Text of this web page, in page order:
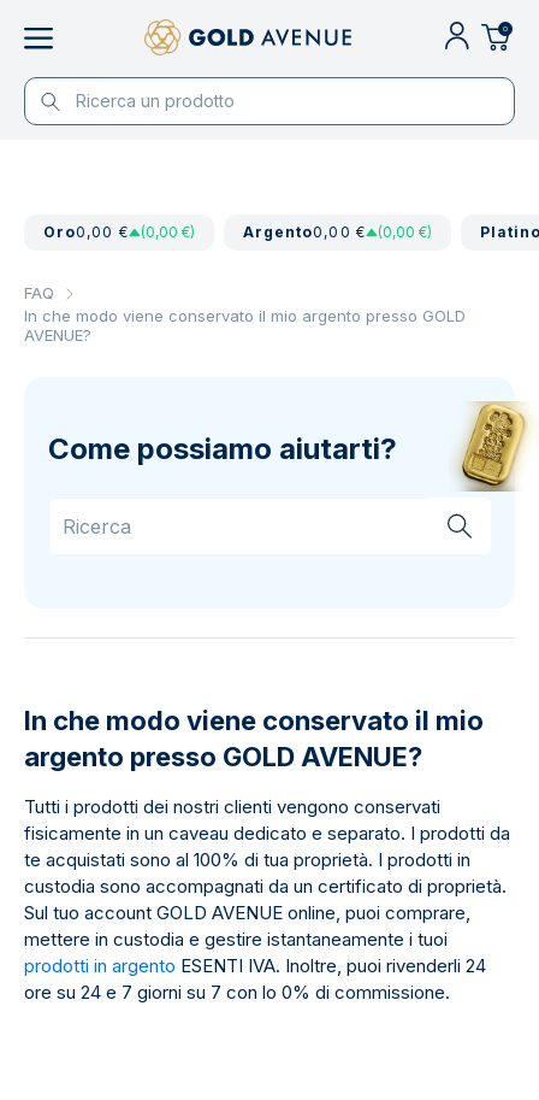
0
Oro0,00 € (0,00 €) Argento0,00 € (0,00 €)
FAQ
In che modo viene conservato il mio argento presso GOLD
AVENUE?
Come possiamo aiutarti?
In che modo viene conservato il mio
argento presso GOLD AVENUE?
Tutti i prodotti dei nostri clienti vengono conservati
fisicamente in un caveau dedicato e separato. I prodotti da
te acquistati sono al 100% di tua proprietà. I prodotti in
custodia sono accompagnati da un certificato di proprietà.
Sul tuo account GOLD AVENUE online, puoi comprare,
mettere in custodia e gestire istantaneamente i tuoi
prodotti in argento ESENTI IVA. Inoltre, puoi rivenderli 24
ore su 24 e 7 giorni su 7 con lo 0% di commissione.